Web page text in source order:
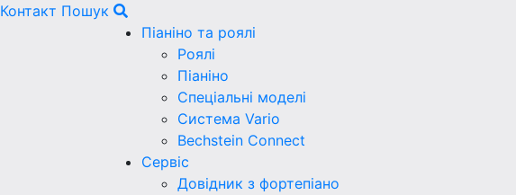
Контакт Пошук
Піаніно та роялі
Роялі
Піаніно
Спеціальні моделі
Система Vario
Bechstein Connect
Сервіс
Довідник з фортепіано